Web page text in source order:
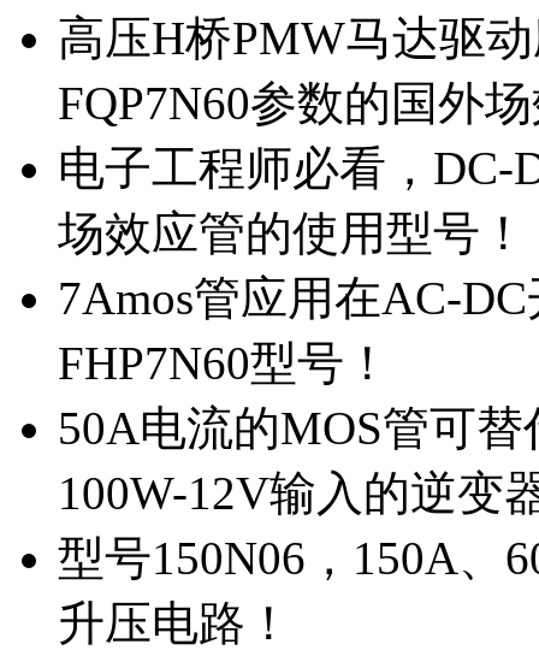
高压H桥PMW马达驱
FQP7N60参数的国外
电子工程师必看，DC-
场效应管的使用型号！
7Amos管应用在AC-
FHP7N60型号！
50A电流的MOS管可
100W-12V输入的逆变
型号150N06，150A、
升压电路！